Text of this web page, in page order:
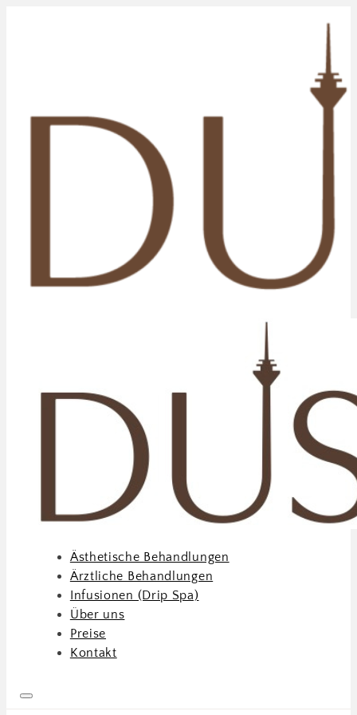
Ästhetische Behandlungen
Ärztliche Behandlungen
Infusionen (Drip Spa)
Über uns
Preise
Kontakt